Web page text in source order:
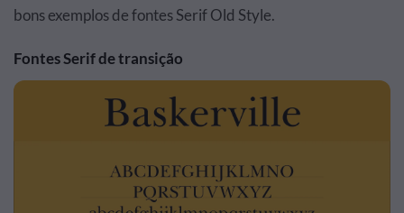
bons exemplos de fontes Serif Old Style.
Fontes Serif de transição